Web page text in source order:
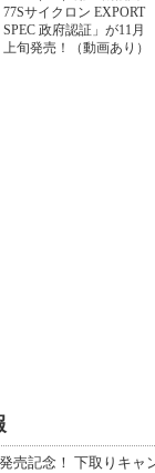
77Sサイクロン EXPORT
SPEC 政府認証」が11月
上旬発売！（動画あり）